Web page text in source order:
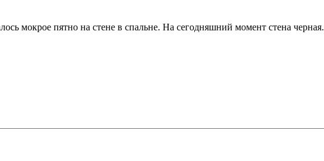
мокрое пятно на стене в спальне. На сегодняшний момент стена черная.